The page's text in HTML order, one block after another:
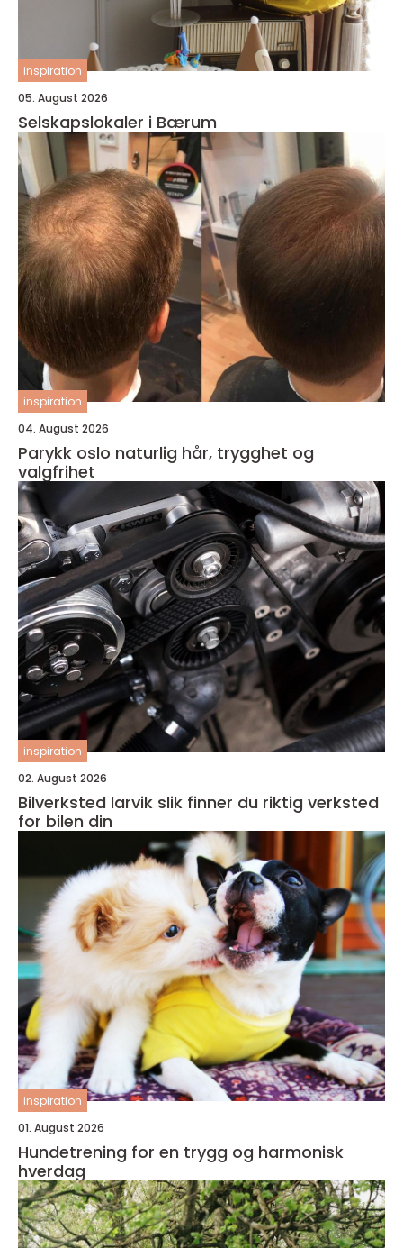
inspiration
05. August 2026
Selskapslokaler i Bærum
inspiration
04. August 2026
Parykk oslo naturlig hår, trygghet og
valgfrihet
inspiration
02. August 2026
Bilverksted larvik slik finner du riktig verksted
for bilen din
inspiration
01. August 2026
Hundetrening for en trygg og harmonisk
hverdag